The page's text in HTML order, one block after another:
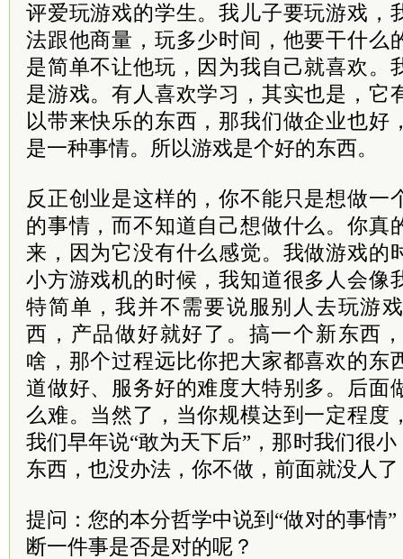
评爱玩游戏的学生。我儿子要玩游戏，
法跟他商量，玩多少时间，他要干什么
是简单不让他玩，因为我自己就喜欢。
是游戏。有人喜欢学习，其实也是，它
以带来快乐的东西，那我们做企业也好
是一种事情。所以游戏是个好的东西。
反正创业是这样的，你不能只是想做一
的事情，而不知道自己想做什么。你真
来，因为它没有什么感觉。我做游戏的
小方游戏机的时候，我知道很多人会像
特简单，我并不需要说服别人去玩游
西，产品做好就好了。搞一个新东西
啥，那个过程远比你把大家都喜欢的东
道做好、服务好的难度大特别多。后面
么难。当然了，当你规模达到一定程度
我们早年说“敢为天下后”，那时我们很
东西，也没办法，你不做，前面就没人
提问：您的本分哲学中说到“做对的事情
断一件事是否是对的呢？